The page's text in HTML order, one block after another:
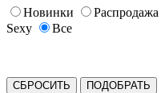
Новинки Распродажа
Sexy
Все